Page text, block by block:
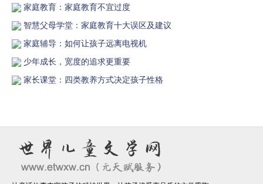
家庭教育：家庭教育不宜过度
智慧父母学堂：家庭教育十大误区及建议
家庭辅导：如何让孩子远离电视机
少年成长，宽度的追求更重要
家长课堂：四类教养方式决定孩子性格